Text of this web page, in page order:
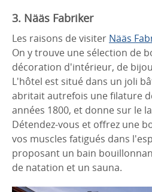
3. Nääs Fabriker
Les raisons de visiter Nääs
On y trouve une sélection de
décoration d'intérieur, de
L'hôtel est situé dans un joli
abritait autrefois une filature
années 1800, et donne sur le
Détendez-vous et offrez une
vos muscles fatigués dans
proposant un bain
de natation et un sauna.